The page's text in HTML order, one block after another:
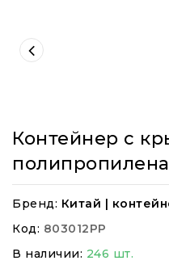
Контейнер с
полипропилена
Бренд: Китай |
Код: 803012PP
В наличии: 246 шт.